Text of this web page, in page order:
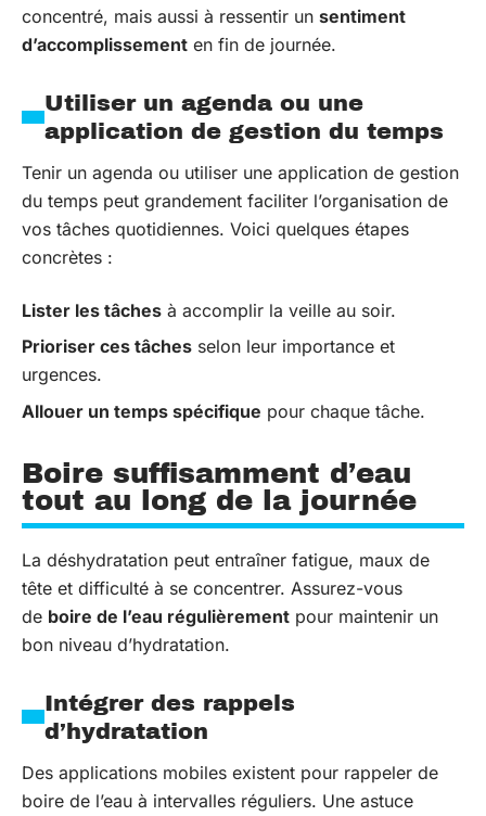
concentré, mais aussi à ressentir un sentiment
d’accomplissement en fin de journée.
Utiliser un agenda ou une
application de gestion du temps
Tenir un agenda ou utiliser une application de gestion
du temps peut grandement faciliter l’organisation de
vos tâches quotidiennes. Voici quelques étapes
concrètes :
Lister les tâches à accomplir la veille au soir.
Prioriser ces tâches selon leur importance et
urgences.
Allouer un temps spécifique pour chaque tâche.
Boire suffisamment d’eau
tout au long de la journée
La déshydratation peut entraîner fatigue, maux de
tête et difficulté à se concentrer. Assurez-vous
de boire de l’eau régulièrement pour maintenir un
bon niveau d’hydratation.
Intégrer des rappels
d’hydratation
Des applications mobiles existent pour rappeler de
boire de l’eau à intervalles réguliers. Une astuce